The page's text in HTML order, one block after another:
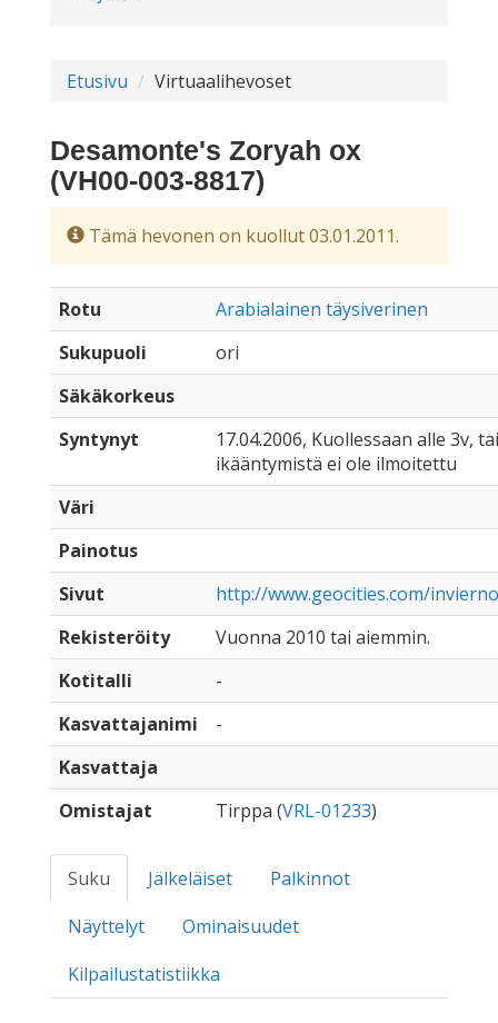
Etusivu Virtuaalihevoset
Desamonte's Zoryah ox
(VH00-003-8817)
Tämä hevonen on kuollut 03.01.2011.
Rotu
Arabialainen täysiverinen
Sukupuoli
ori
Säkäkorkeus
Syntynyt
17.04.2006, Kuollessaan alle 3v, tai
ikääntymistä ei ole ilmoitettu
Väri
Painotus
Sivut
http://www.geocities.com/
Rekisteröity
Vuonna 2010 tai aiemmin.
Kotitalli
-
Kasvattajanimi
-
Kasvattaja
Omistajat
Tirppa (VRL-01233)
Suku Jälkeläiset
Palkinnot
Näyttelyt
Ominaisuudet
Kilpailustatistiikka